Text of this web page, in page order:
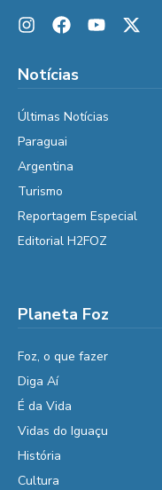
Notícias
Últimas Notícias
Paraguai
Argentina
Turismo
Reportagem Especial
Editorial H2FOZ
Planeta Foz
Foz, o que fazer
Diga Aí
É da Vida
Vidas do Iguaçu
História
Cultura